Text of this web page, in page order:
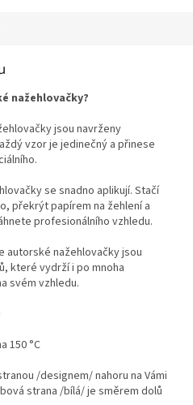
nažehlovačky?
jsou navrženy
vzor je jedinečný a přinese
se snadno aplikují. Stačí
překrýt papírem na žehlení a
profesionálního vzhledu.
autorské nažehlovačky jsou
které vydrží i po mnoha
svém vzhledu.
150 °C
/designem/ nahoru na Vámi
strana /bílá/ je směrem dolů